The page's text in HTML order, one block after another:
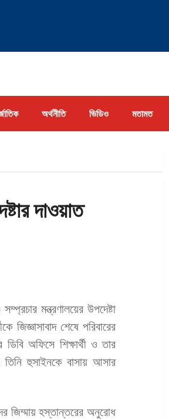
অর্থনীতি ভিডিও মতামত
দাওয়াত
মন্ত্রণালয়ের উপদেষ্টা
শেষে পরিবারের
অফিসে শিক্ষার্থী ও তার
হুসাইনকে বাসায় আসার
জিম্মায় হস্তান্তরের অনুরোধ